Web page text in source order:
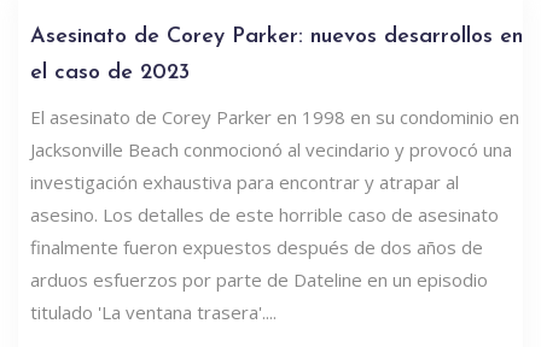
Asesinato de Corey Parker: nuevos desarrollos en
el caso de 2023
El asesinato de Corey Parker en 1998 en su condominio en
Jacksonville Beach conmocionó al vecindario y provocó una
investigación exhaustiva para encontrar y atrapar al
asesino. Los detalles de este horrible caso de asesinato
finalmente fueron expuestos después de dos años de
arduos esfuerzos por parte de Dateline en un episodio
titulado 'La ventana trasera'....